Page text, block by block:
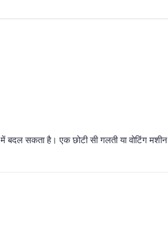
सकता है। एक छोटी सी गलती या वोटिंग मशीन